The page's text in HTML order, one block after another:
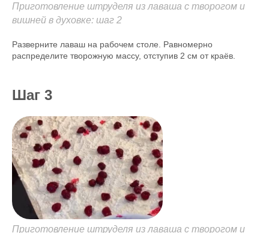
Приготовление штруделя из лаваша с творогом и
вишней в духовке: шаг 2
Разверните лаваш на рабочем столе. Равномерно
распределите творожную массу, отступив 2 см от краёв.
Шаг 3
Приготовление штруделя из лаваша с творогом и